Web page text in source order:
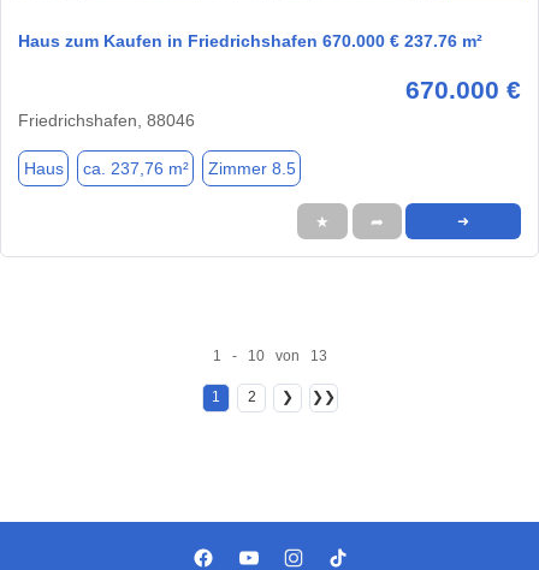
Haus zum Kaufen in Friedrichshafen 670.000 € 237.76 m²
670.000 €
Friedrichshafen, 88046
Haus ca. 237,76 m² Zimmer 8.5
★ ➦ ➜
1 - 10 von 13
1 2 ❯ ❯❯